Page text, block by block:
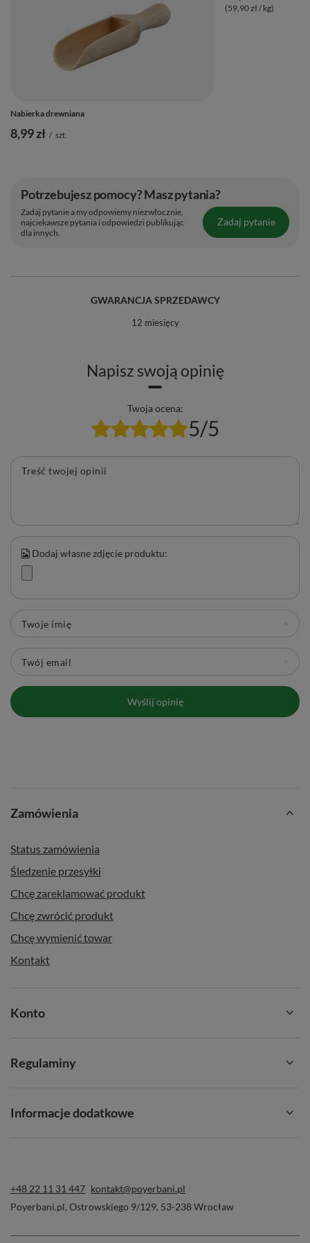
Nabierka drewniana
8,99 zł / szt.
(59,90 zł / kg)
Potrzebujesz pomocy? Masz pytania?
Zadaj pytanie a my odpowiemy niezwłocznie,
najciekawsze pytania i odpowiedzi publikując
dla innych.
Zadaj pytanie
GWARANCJA SPRZEDAWCY
12 miesięcy
Napisz swoją opinię
Twoja ocena:
5/5
Treść twojej opinii
Dodaj własne zdjęcie produktu:
Twoje imię
Twój email
Wyślij opinię
Zamówienia
Status zamówienia
Śledzenie przesyłki
Chcę zareklamować produkt
Chcę zwrócić produkt
Chcę wymienić towar
Kontakt
Konto
Regulaminy
Informacje dodatkowe
+48 22 11 31 447 kontakt@poyerbani.pl
Poyerbani.pl, Ostrowskiego 9/129, 53-238Wrocław